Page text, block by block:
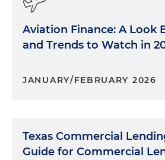
Aviation Finance: A Look
and Trends to Watch in
JANUARY/FEBRUARY 2026
Texas Commercial
Guide for Commercial